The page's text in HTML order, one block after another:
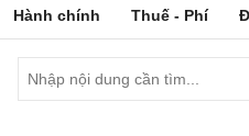
Hành chính Thuế - Phí